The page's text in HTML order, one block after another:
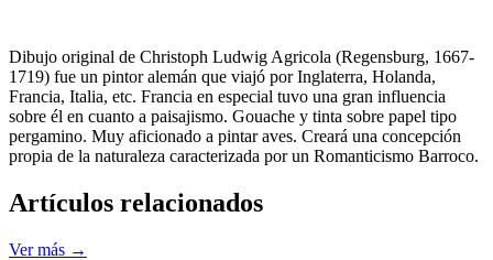
Dibujo original de Christoph Ludwig Agricola (Regensburg, 1667-
1719) fue un pintor alemán que viajó por Inglaterra, Holanda,
Francia, Italia, etc. Francia en especial tuvo una gran influencia
sobre él en cuanto a paisajismo. Gouache y tinta sobre papel tipo
pergamino. Muy aficionado a pintar aves. Creará una concepción
propia de la naturaleza caracterizada por un Romanticismo Barroco.
Artículos relacionados
Ver más →